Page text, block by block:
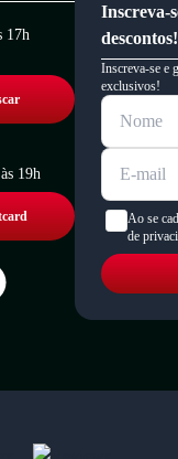
17h
19h
Inscreva-
descontos!
Inscreva-se e
exclusivos!
Ao se
de